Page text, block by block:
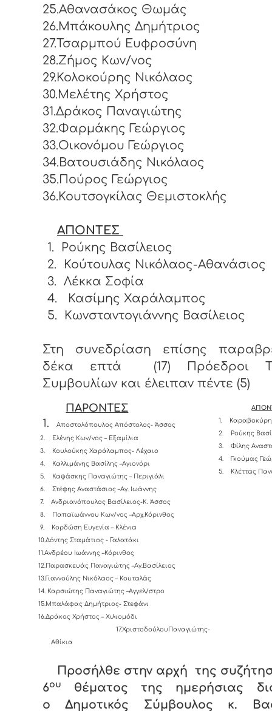
25.Αθανασάκος Θωμάς
26.Μπάκουλης Δημήτριος
27.Τσαρμπού Ευφροσύνη
28.Ζήμος Κων/νος
29.Κολοκούρης Νικόλαος
30.Μελέτης Χρήστος
31.Δράκος Παναγιώτης
32.Φαρμάκης Γεώργιος
33.Οικονόμου Γεώργιος
34.Βατουσιάδης Νικόλαος
35.Πούρος Γεώργιος
36.Κουτσογκίλας Θεμιστοκλής
ΑΠΟΝΤΕΣ
1.
Ρούκης Βασίλειος
2.
Κούτουλας Νικόλαος-Αθανάσιος
3.
Λέκκα Σοφία
4.
Κασίμης Χαράλαμπος
5.
Κωνσταντογιάννης Βασίλειος
Στη συνεδρίαση επίσης
δέκα επτά (17) Πρόεδροι
Συμβουλίων και έλειπαν πέντε (5)
ΠΑΡΟΝΤΕΣ
1.
Αποστολόπουλος Απόστολος- Άσσος
2.
Ελένης Κων/νος – Εξαμίλια
3.
Κουλούκης Χαράλαμπος- Λέχαιο
4.
Καλλιμάνης Βασίλης –Αγιονόρι
5.
Καψάσκης Παναγιώτης – Περιγιάλι
6.
Στέφης Αναστάσιος –Αγ. Ιωάννης
7.
Ανδριανόπουλος Βασίλειος-K. Άσσος
8.
Παπαϊωάννου Κων/νος –Αρχ.Κόρινθος
9.
Κορδώση Ευγενία – Κλένια
10.Δόντης Σταμάτιος - Γαλατάκι
11.Ανδρέου Ιωάννης –Κόρινθος
12.Παρασκευάς Παναγιώτης –Αγ.Βασίλειος
13.Γιαννούλης Νικόλαος – Κουταλάς
14. Καρσιώτης Παναγιώτης –Αγγελ/στρο
15.Μπαλάφας Δημήτριος- Στεφάνι
16.Δράκος Χρήστος – Χιλιομόδι
17.ΧριστοδούλουΠαναγιώτης-
Αθίκια
1.
2.
Ρούκης
3.
Φίλης
4.
5.
Κλέττας
Προσήλθε στην αρχή της
6ου
θέματος της ημερήσιας
ο Δημοτικός Σύμβουλος κ.